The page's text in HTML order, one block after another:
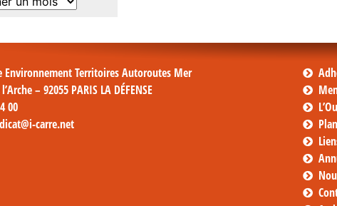
Environnement Territoires Autoroutes Mer
– 92055 PARIS LA DÉFENSE
00
carre.net